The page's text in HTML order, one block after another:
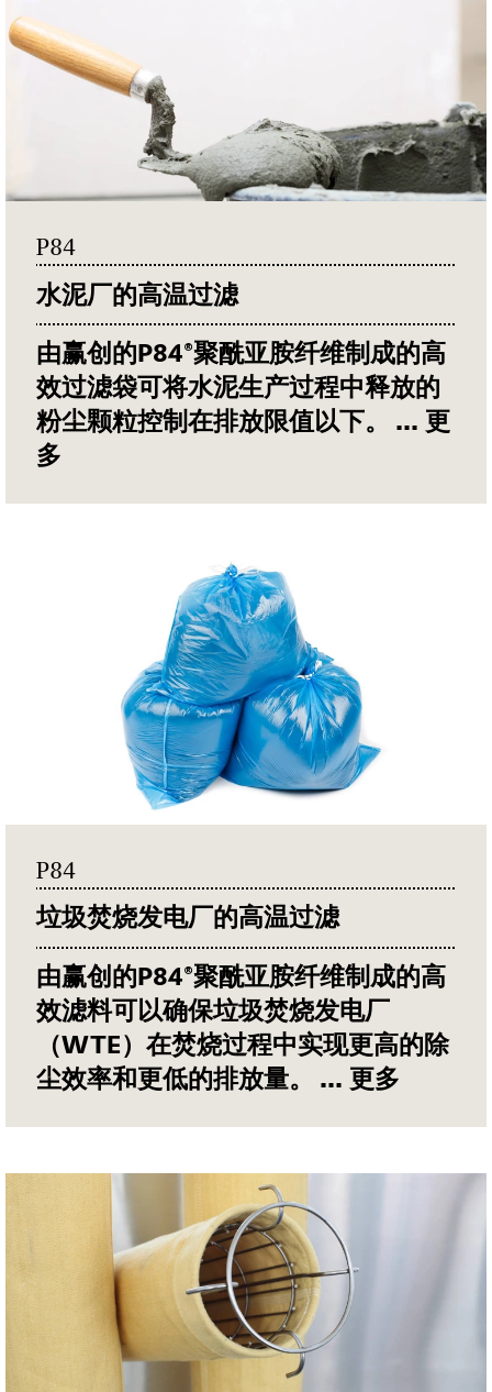
P84
水泥厂的高温过滤
由赢创的P84®聚酰亚胺纤维制成的高
效过滤袋可将水泥生产过程中释放的
粉尘颗粒控制在排放限值以下。
... 更
多
P84
垃圾焚烧发电厂的高温过滤
由赢创的P84®聚酰亚胺纤维制成的高
效滤料可以确保垃圾焚烧发电厂
（WTE）在焚烧过程中实现更高的除
尘效率和更低的排放量。
... 更多